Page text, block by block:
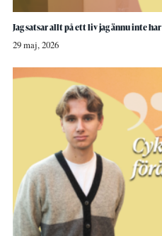
Jag satsar allt på ett liv jag ännu inte har
29 maj, 2026